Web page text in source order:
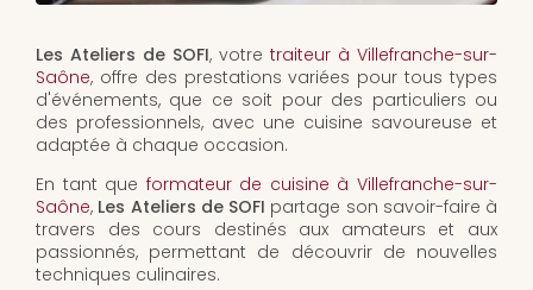
Les Ateliers de SOFI, votre traiteur à Villefranche-sur-
Saône, offre des prestations variées pour tous types
d'événements, que ce soit pour des particuliers ou
des professionnels, avec une cuisine savoureuse et
adaptée à chaque occasion.
En tant que formateur de cuisine à Villefranche-sur-
Saône, Les Ateliers de SOFI partage son savoir-faire à
travers des cours destinés aux amateurs et aux
passionnés, permettant de découvrir de nouvelles
techniques culinaires.